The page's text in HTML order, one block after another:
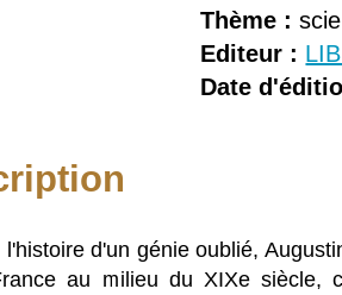
Thème :
Editeur :
Date
l'histoire d'un génie oublié,
au milieu du XIXe siècle,